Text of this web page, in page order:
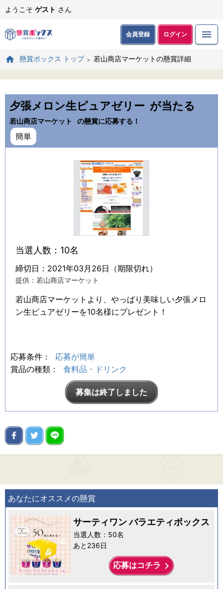
ようこそ ゲスト さん
会員登録 ログイン
懸賞ボックス トップ 若山商店マーケットの懸賞詳細
夕張メロン生ピュアゼリー が当たる
若山商店マーケット の懸賞に応募する！
簡単
当選人数：10名
締切日：2021年03月26日（期限切れ）
提供：若山商店マーケット
若山商店マーケットより、やっぱり美味しい夕張メロ
ン生ピュアゼリーを10名様にプレゼント！
応募条件：
応募が簡単
賞品の種類：
食料品・ドリンク
募集は終了しました
あなたにオススメの懸賞
サーティワン バラエティボックス
当選人数：50名
あと236日
応募はコチラ keyboard_arrow_right